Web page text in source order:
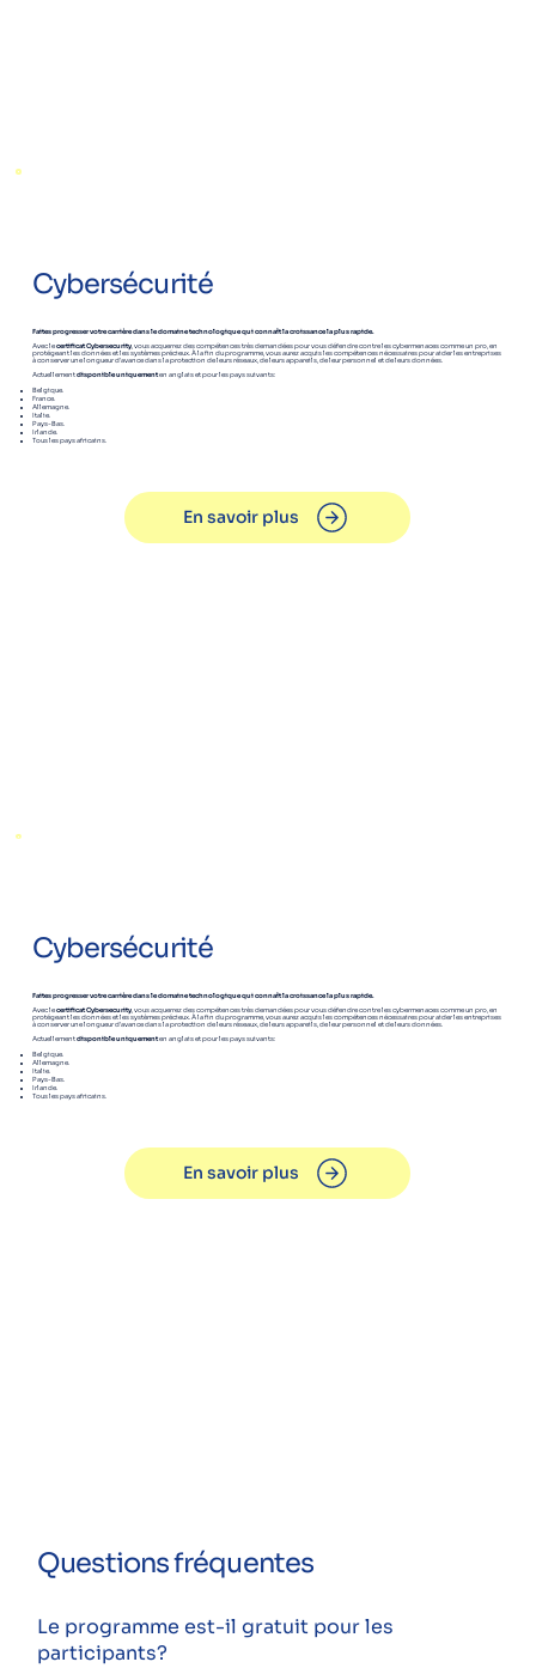
Cybersécurité
Faites progresser votre carrière dans le domaine technologique qui connaît la croissance la plus rapide.
Avec lecertificat Cybersecurity, vous acquerrez des compétences très demandées pour vous défendre contre les cybermenaces comme un pro, en
protégeant les données et les systèmes précieux. À la fin du programme, vous aurez acquis les compétences nécessaires pour aider les entreprises
à conserver une longueur d'avance dans la protection de leurs réseaux, de leurs appareils, de leur personnel et de leurs données.
Actuellementdisponible uniquementen anglais et pour les pays suivants:
Belgique.
France.
Allemagne.
Italie.
Pays-Bas.
Irlande.
Tous les pays africains.
En savoir plus
Cybersécurité
Faites progresser votre carrière dans le domaine technologique qui connaît la croissance la plus rapide.
Avec lecertificat Cybersecurity, vous acquerrez des compétences très demandées pour vous défendre contre les cybermenaces comme un pro, en
protégeant les données et les systèmes précieux. À la fin du programme, vous aurez acquis les compétences nécessaires pour aider les entreprises
à conserver une longueur d'avance dans la protection de leurs réseaux, de leurs appareils, de leur personnel et de leurs données.
Actuellementdisponible uniquementen anglais et pour les pays suivants:
Belgique.
Allemagne.
Italie.
Pays-Bas.
Irlande.
Tous les pays africains.
En savoir plus
Questions fréquentes
Le programme est-il gratuit pour les
participants?